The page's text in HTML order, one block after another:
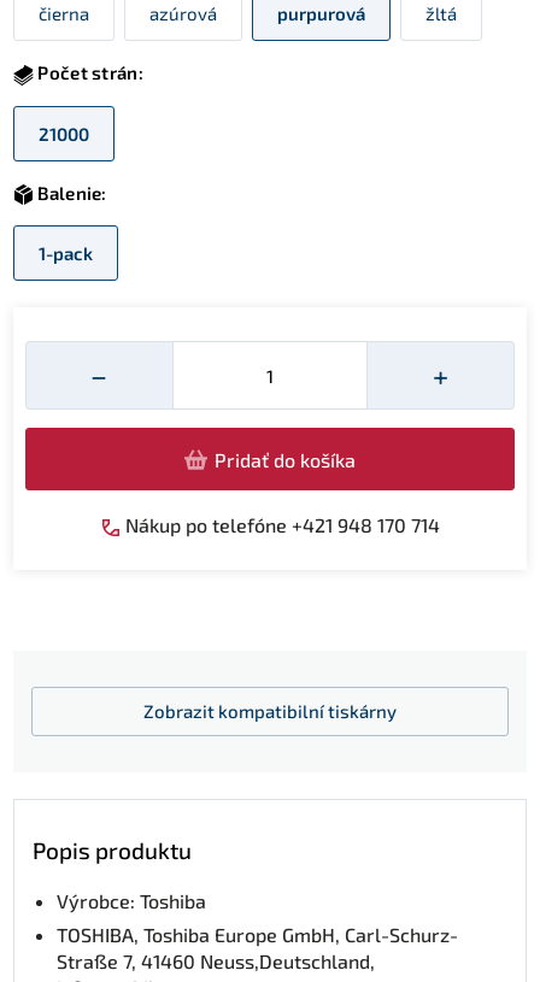
čierna azúrová purpurová žltá
Počet strán:
21000
Balenie:
1-pack
−
Množství
+
Pridať do košíka
Nákup po telefóne +421 948 170 714
Zobrazit kompatibilní tiskárny
Popis produktu
Výrobce: Toshiba
TOSHIBA, Toshiba Europe GmbH, Carl-Schurz-
Straße 7, 41460 Neuss,Deutschland,